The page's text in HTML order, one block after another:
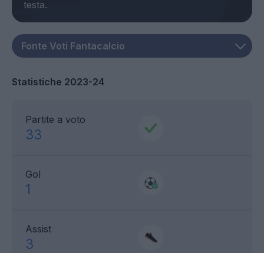
Statistiche 2023-24
Partite a voto
33
Gol
1
Assist
3